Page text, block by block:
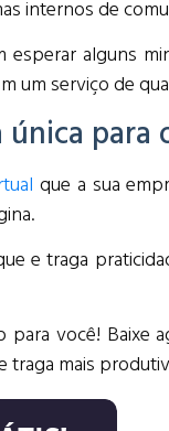
internos de
esperar alguns
um serviço de
para
que a sua
e traga
você!
traga mais